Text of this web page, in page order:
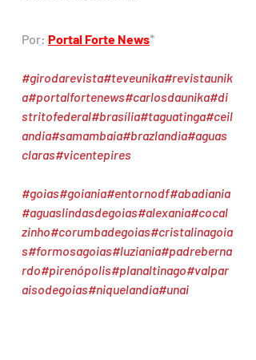
Por: Portal Forte News*
#girodarevista#teveunika#revistaunik
a#portalfortenews#carlosdaunika#di
stritofederal#brasília#taguatinga#ceil
andia#samambaia#brazlandia#aguas
claras#vicentepires
#goias#goiania#entornodf#abadiania
#aguaslindasdegoias#alexania#cocal
zinho#corumbadegoias#cristalinagoia
s#formosagoias#luziania#padreberna
rdo#pirenópolis#planaltinago#valpar
aisodegoias#niquelandia#unai